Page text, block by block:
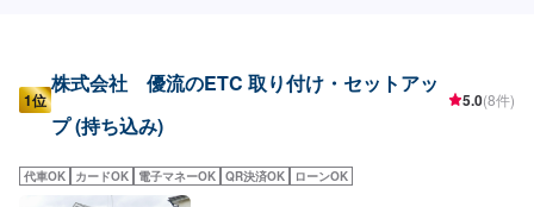
1位
株式会社 優流のETC 取り付け・セットアッ
プ (持ち込み)
5.0(8件)
代車OK カードOK 電子マネーOK QR決済OK ローンOK